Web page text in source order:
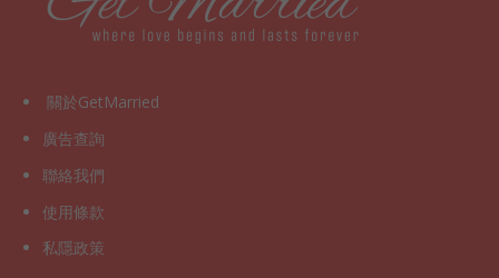
關於GetMarried
廣告查詢
聯絡我們
使用條款
私隱政策